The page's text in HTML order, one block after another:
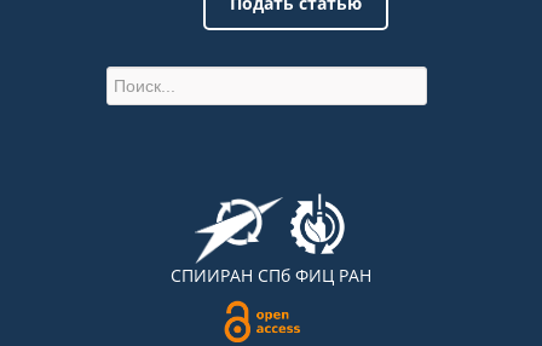
СПИИРАН СПб ФИЦ РАН